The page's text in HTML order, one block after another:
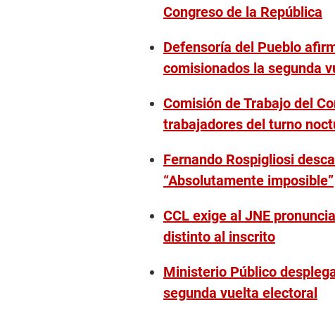
Congreso de la República
Defensoría del Pueblo
comisionados la segunda
Comisión de Trabajo del
trabajadores del turno
Fernando Rospigliosi
“Absolutamente imposible”
CCL exige al JNE
distinto al inscrito
Ministerio Público
segunda vuelta electoral